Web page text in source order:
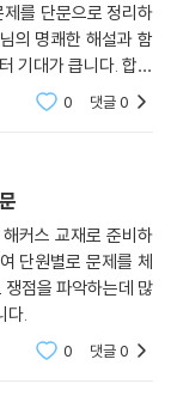
를 단문으로 정리하
의 명쾌한 해설과 함
기대가 큽니다. 합격
0 댓글0
커스 교재로 준비하
단원별로 문제를 체
점을 파악하는데 많
다.
0 댓글0